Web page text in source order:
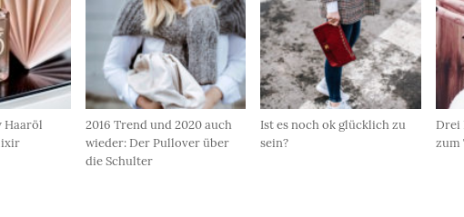
Haaröl
2016 Trend und 2020 auch
wieder: Der Pullover über
die Schulter
Ist es noch ok glücklich zu
sein?
Drei
zum